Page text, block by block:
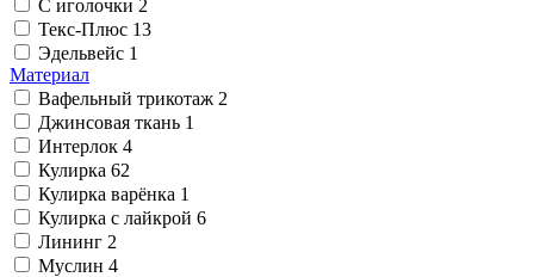
С иголочки 2
Текс-Плюс 13
Эдельвейс 1
Материал
Вафельный трикотаж 2
Джинсовая ткань 1
Интерлок 4
Кулирка 62
Кулирка варёнка 1
Кулирка с лайкрой 6
Лининг 2
Муслин 4